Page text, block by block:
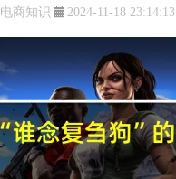
电商知识 2024-11-18 23:14:13